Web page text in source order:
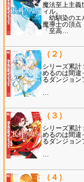
魔法至上主
ィル。
幼馴染のエ
魔導士の頂点
「至高
（２）
シリーズ累計
めるのは間違
るダンジョン
（３）
シリーズ累計
めるのは間違
るダンジョン
（４）